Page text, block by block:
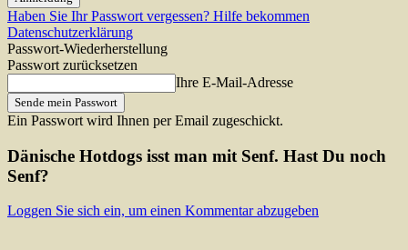
Haben Sie Ihr Passwort vergessen? Hilfe bekommen
Datenschutzerklärung
Passwort-Wiederherstellung
Passwort zurücksetzen
Ihre E-Mail-Adresse
Ein Passwort wird Ihnen per Email zugeschickt.
Dänische Hotdogs isst man mit Senf. Hast Du noch
Senf?
Loggen Sie sich ein, um einen Kommentar abzugeben